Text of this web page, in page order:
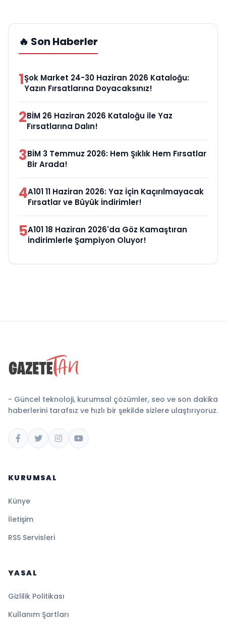
🔥 Son Haberler
1Şok Market 24-30 Haziran 2026 Kataloğu:
Yazın Fırsatlarına Doyacaksınız!
2BİM 26 Haziran 2026 Kataloğu ile Yaz
Fırsatlarına Dalın!
3BİM 3 Temmuz 2026: Hem Şıklık Hem Fırsatlar
Bir Arada!
4A101 11 Haziran 2026: Yaz İçin Kaçırılmayacak
Fırsatlar ve Büyük İndirimler!
5A101 18 Haziran 2026'da Göz Kamaştıran
İndirimlerle Şampiyon Oluyor!
- Güncel teknoloji, kurumsal çözümler, seo ve son dakika
haberlerini tarafsız ve hızlı bir şekilde sizlere ulaştırıyoruz.
KURUMSAL
Künye
İletişim
RSS Servisleri
YASAL
Gizlilik Politikası
Kullanım Şartları